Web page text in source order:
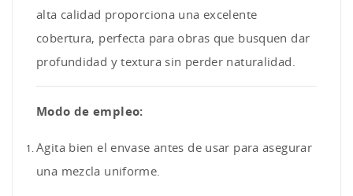
alta calidad proporciona una excelente
cobertura, perfecta para obras que busquen dar
profundidad y textura sin perder naturalidad.
Modo de empleo:
Agita bien el envase antes de usar para asegurar
una mezcla uniforme.